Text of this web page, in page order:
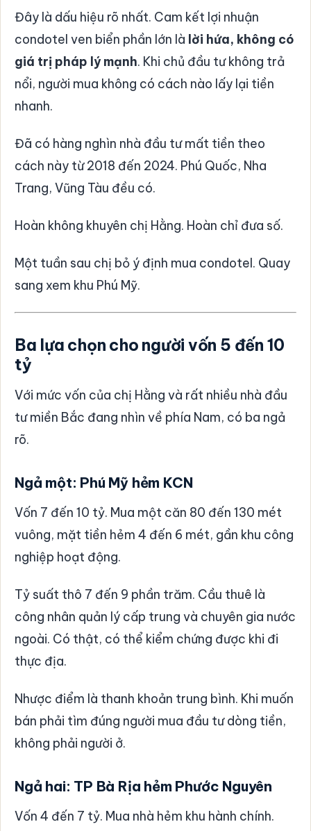
Đây là dấu hiệu rõ nhất. Cam kết lợi nhuận
condotel ven biển phần lớn là lời hứa, không có
giá trị pháp lý mạnh. Khi chủ đầu tư không trả
nổi, người mua không có cách nào lấy lại tiền
nhanh.
Đã có hàng nghìn nhà đầu tư mất tiền theo
cách này từ 2018 đến 2024. Phú Quốc, Nha
Trang, Vũng Tàu đều có.
Hoàn không khuyên chị Hằng. Hoàn chỉ đưa số.
Một tuần sau chị bỏ ý định mua condotel. Quay
sang xem khu Phú Mỹ.
Ba lựa chọn cho người vốn 5 đến 10
tỷ
Với mức vốn của chị Hằng và rất nhiều nhà đầu
tư miền Bắc đang nhìn về phía Nam, có ba ngả
rõ.
Ngả một: Phú Mỹ hẻm KCN
Vốn 7 đến 10 tỷ. Mua một căn 80 đến 130 mét
vuông, mặt tiền hẻm 4 đến 6 mét, gần khu công
nghiệp hoạt động.
Tỷ suất thô 7 đến 9 phần trăm. Cầu thuê là
công nhân quản lý cấp trung và chuyên gia nước
ngoài. Có thật, có thể kiểm chứng được khi đi
thực địa.
Nhược điểm là thanh khoản trung bình. Khi muốn
bán phải tìm đúng người mua đầu tư dòng tiền,
không phải người ở.
Ngả hai: TP Bà Rịa hẻm Phước Nguyên
Vốn 4 đến 7 tỷ. Mua nhà hẻm khu hành chính.